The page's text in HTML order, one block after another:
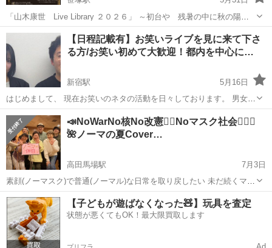
「山木康世 Live Library ２０２６」 ～初台や 残暑の中に秋の陽少
し～ 会場＝あんさんぶるStudio音 新宿区西新宿４-３７-１１ 樂しそ
う初台B１ （京王新線初台駅東口から徒歩７分、都営大江戸...
東京 新宿区 笹塚駅 コンサート/ショー 山木康世
【日程記載有】お笑いライブを見に来て下さ
る方/お笑い初めて大歓迎！都内を中心に…
新宿駅
5月16日
はじめまして、 現在お笑いのネタの活動を日々しております。 男女コ
ンビ【風のサカナ】や 男性同士のユニット【まさとニシ】 ピン【まさ
なリンク】など色々と活動中です！ 都内で色々出ておりますので、 ↓
こちらに随時更新中です...
東京 新宿区 コンサート/ショー お笑い
📣NoWarNo核No改憲✊🏻Noマスク社会🙅🏻‍♀️
🌺ノーマの夏Cover…
高田馬場駅
7月3日
素顔(ノーマスク)で普通(ノーマル)な日常を取り戻したい 未だ続くマス
ク接客 医療･介護のマスク強要や面会制限に苦しむ人を無くしたい
🙏🏻 話の通じないパラレルワールドで､すっかり疲れてしまい 生きて
ることさえ嫌だと泣...
東京 新宿区 高田馬場駅 コンサート/ショー
オープンマイク
【子どもが遊ばなくなった🧸】玩具を査定
状態が悪くてもOK！最大限買取します